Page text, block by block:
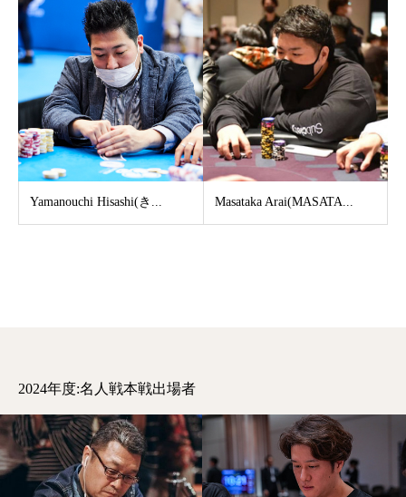
Yamanouchi Hisashi(き... Masataka Arai(MASATA...
2024年度:名人戦本戦出場者